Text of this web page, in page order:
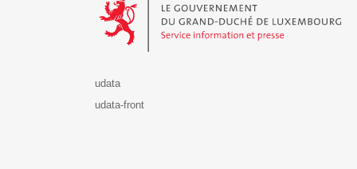
udata
udata-front